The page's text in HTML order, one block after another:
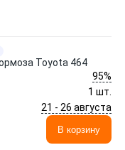
Toyota 464
95%
1 шт.
21 - 26 августа
В корзину